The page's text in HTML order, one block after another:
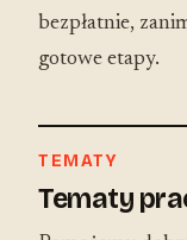
bezpłatnie,
gotowe etapy.
TEMATY
Tematy